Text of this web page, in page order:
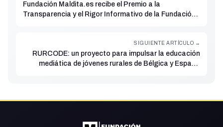
Fundación Maldita.es recibe el Premio a la
Transparencia y el Rigor Informativo de la Fundación
SIGUIENTE ARTÍCULO →
RURCODE: un proyecto para impulsar la educación
mediática de jóvenes rurales de Bélgica y España